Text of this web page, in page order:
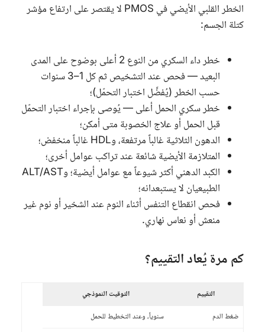
الخطر القلبي الأيضي في PMOS لا يقتصر على ارتفاع مؤشر
كتلة الجسم:
خطر داء السكري من النوع 2 أعلى بوضوح على المدى
البعيد — فحص عند التشخيص ثم كل 1–3 سنوات
حسب الخطر (يُفضَّل اختبار التحمّل)؛
خطر سكري الحمل أعلى — يُوصى بإجراء اختبار التحمّل
قبل الحمل أو علاج الخصوبة متى أمكن؛
الدهون الثلاثية غالباً مرتفعة، وHDL غالباً منخفض؛
المتلازمة الأيضية شائعة عند تراكب عوامل أخرى؛
الكبد الدهني أكثر شيوعاً مع عوامل أيضية؛ وALT/AST
الطبيعيان لا يستبعدانه؛
فحص انقطاع التنفس أثناء النوم عند الشخير أو نوم غير
منعش أو نعاس نهاري.
كم مرة يُعاد التقييم؟
التقييم
التوقيت النموذجي
ضغط الدم
سنوياً، وعند التخطيط للحمل